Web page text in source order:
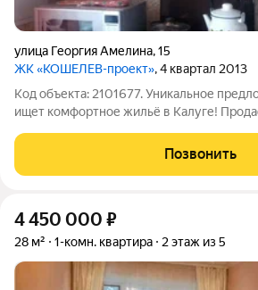
улица Георгия Амелина,15
ЖК «КОШЕЛЕВ-проект», 4 квартал 2013
Код объекта: 2101677. Уникальное
ищет комфортное жильё в Калуге!
Амелина, 15. Это идеальный выбор для
или студентов, которые
Позвонить
4 450 000 ₽
28 м² 1-комн. квартира 2 этаж из 5